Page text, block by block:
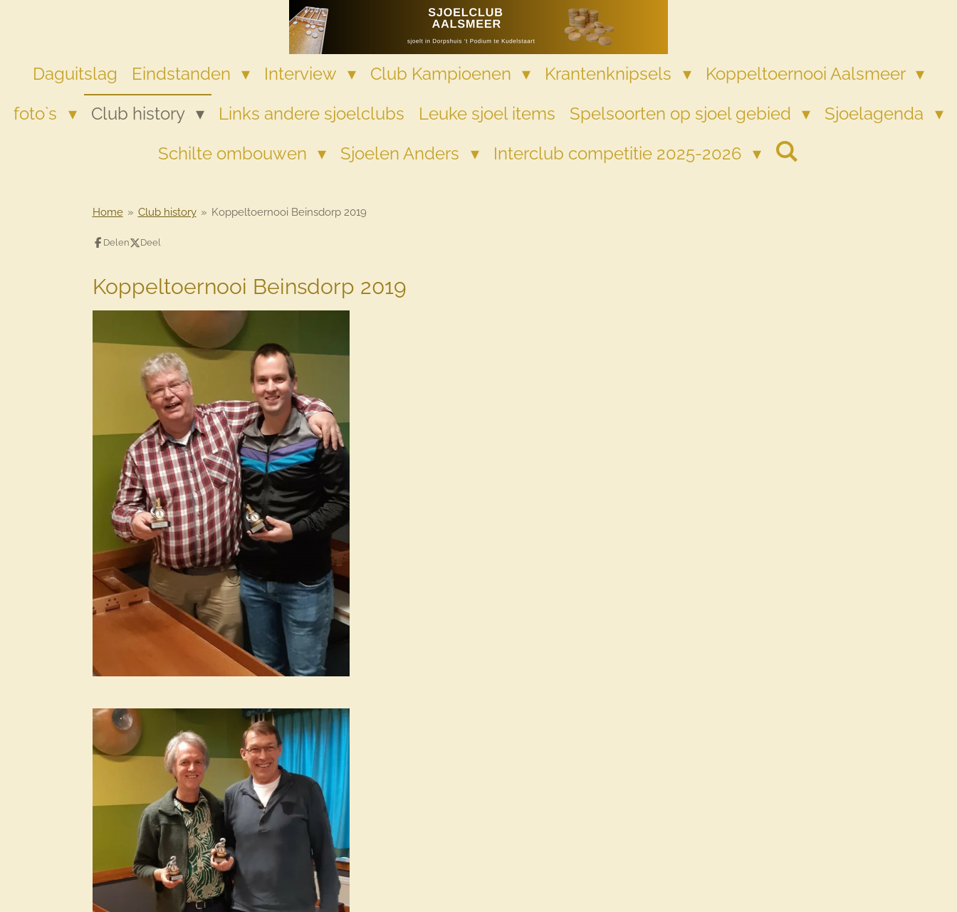
hoofdinhoud
Daguitslag Eindstanden Interview Club Kampioenen Krantenknipsels
Koppeltoernooi Aalsmeer
foto`s
Club history Links andere sjoelclubs Leuke sjoel items Spelsoorten op sjoel gebied
Sjoelagenda
Schilte ombouwen
Sjoelen Anders Interclub competitie 2025-2026
Home » Club history » Koppeltoernooi Beinsdorp 2019
Delen Deel
Koppeltoernooi Beinsdorp 2019